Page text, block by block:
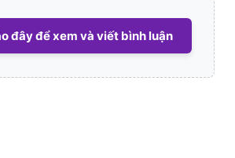
đây để xem và viết bình luận